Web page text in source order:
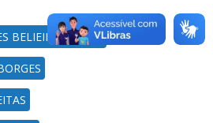
BELIEIRO JUNIOR